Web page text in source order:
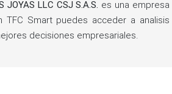
JOYAS LLC CSJ S.A.S. es una
TFC Smart puedes acceder a
decisiones empresariales.